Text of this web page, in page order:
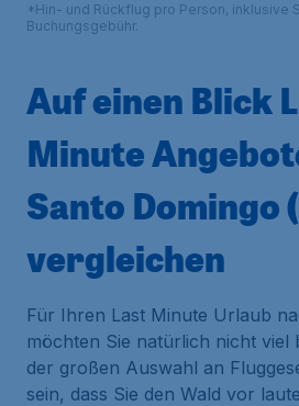
*Hin- und Rückflug pro Person, inklusive
Buchungsgebühr.
Auf einen Blick
Minute
Santo Domingo
vergleichen
Für Ihren Last Minute Urlaub
möchten Sie natürlich nicht viel
der großen Auswahl an
sein, dass Sie den Wald vor